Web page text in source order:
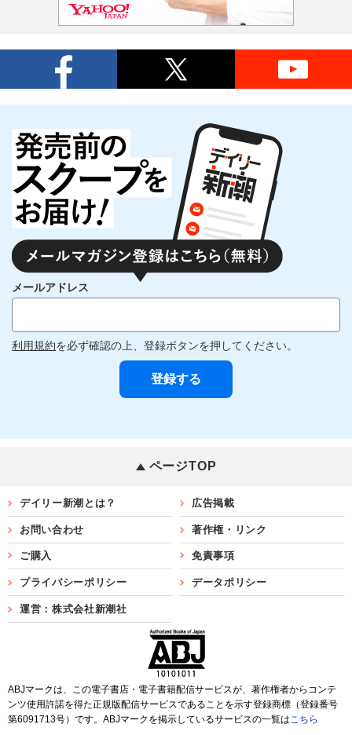
メールアドレス
利用規約を必ず確認の上、登録ボタンを押してください。
ページTOP
デイリー新潮とは？ 広告掲載
お問い合わせ 著作権・リンク
ご購入 免責事項
プライバシーポリシー データポリシー
運営：株式会社新潮社
ABJマークは、この電子書店・電子書籍配信サービスが、著作権者からコンテ
ンツ使用許諾を得た正規版配信サービスであることを示す登録商標（登録番号
第6091713号）です。ABJマークを掲示しているサービスの一覧はこちら